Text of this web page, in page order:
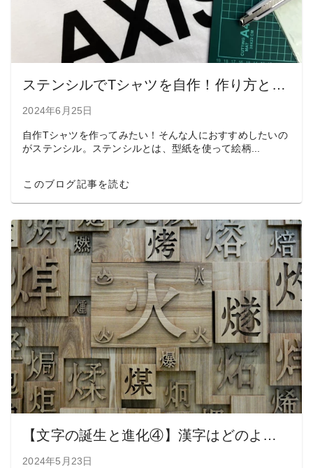
ステンシルでTシャツを自作！作り方とインクジェットプリントとの比較を紹介
2024年6月25日
自作Tシャツを作ってみたい！そんな人におすすめしたいの
がステンシル。ステンシルとは、型紙を使って絵柄...
このブログ記事を読む
【文字の誕生と進化④】漢字はどのようにしてできた？
2024年5月23日